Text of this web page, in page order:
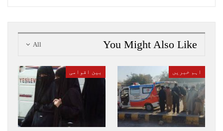
All You Might Also Like
اہم خبریں بین اقوامی